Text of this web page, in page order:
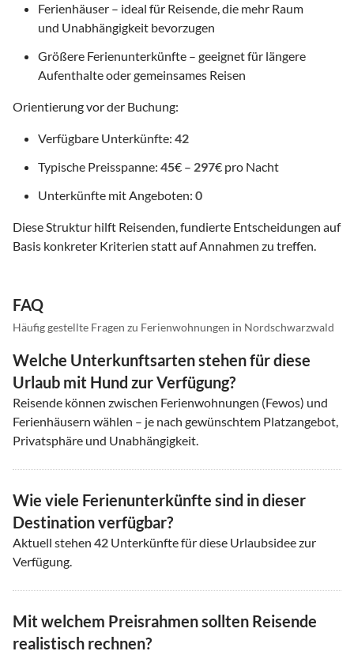
Ferienhäuser – ideal für Reisende, die mehr Raum
und Unabhängigkeit bevorzugen
Größere Ferienunterkünfte – geeignet für längere
Aufenthalte oder gemeinsames Reisen
Orientierung vor der Buchung:
Verfügbare Unterkünfte: 42
Typische Preisspanne: 45€ – 297€ pro Nacht
Unterkünfte mit Angeboten: 0
Diese Struktur hilft Reisenden, fundierte Entscheidungen auf
Basis konkreter Kriterien statt auf Annahmen zu treffen.
FAQ
Häufig gestellte Fragen zu Ferienwohnungen in Nordschwarzwald
Welche Unterkunftsarten stehen für diese
Urlaub mit Hund zur Verfügung?
Reisende können zwischen Ferienwohnungen (Fewos) und
Ferienhäusern wählen – je nach gewünschtem Platzangebot,
Privatsphäre und Unabhängigkeit.
Wie viele Ferienunterkünfte sind in dieser
Destination verfügbar?
Aktuell stehen 42 Unterkünfte für diese Urlaubsidee zur
Verfügung.
Mit welchem Preisrahmen sollten Reisende
realistisch rechnen?